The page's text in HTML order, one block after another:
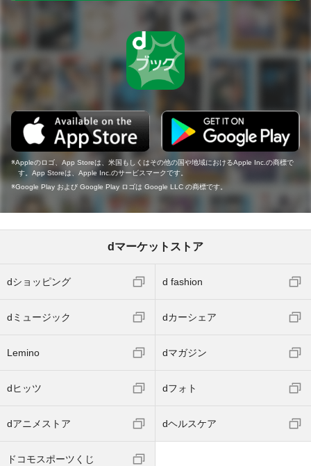
Appleのロゴ、App Storeは、米国もしくはその他の国や地域におけるApple Inc.の商標で
す。App Storeは、Apple Inc.のサービスマークです。
Google Play および Google Play ロゴは Google LLC の商標です。
dマーケットストア
dショッピング d fashion
dミュージック dカーシェア
Lemino dマガジン
dヒッツ dフォト
dアニメストア dヘルスケア
ドコモスポーツくじ